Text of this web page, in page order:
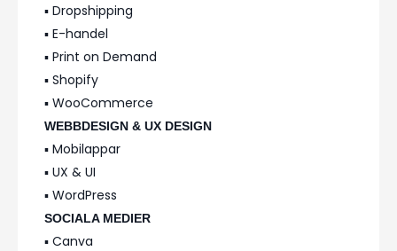
▪️ Dropshipping
▪️ E-handel
▪️ Print on Demand
▪️ Shopify
▪️ WooCommerce
WEBBDESIGN & UX DESIGN
▪️ Mobilappar
▪️ UX & UI
▪️ WordPress
SOCIALA MEDIER
▪️ Canva